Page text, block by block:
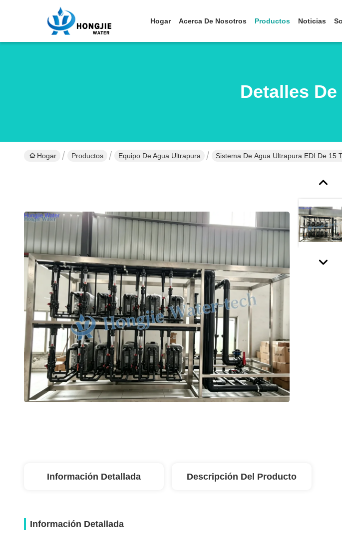
Hogar Acerca De Nosotros Productos Noticias
Detalles
Hogar Productos Equipo De Agua Ultrapura Sistema De Agua Ultrapura EDI De 15
Información Detallada Descripción Del Producto
Información Detallada